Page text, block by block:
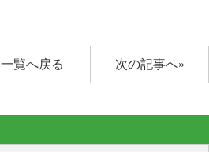
次の記事へ»
一覧へ戻る